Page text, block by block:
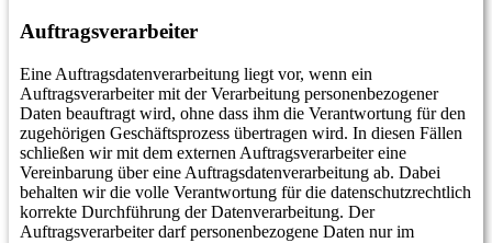
Auftragsverarbeiter
Eine Auftragsdatenverarbeitung liegt vor, wenn ein
Auftragsverarbeiter mit der Verarbeitung personenbezogener
Daten beauftragt wird, ohne dass ihm die Verantwortung für den
zugehörigen Geschäftsprozess übertragen wird. In diesen Fällen
schließen wir mit dem externen Auftragsverarbeiter eine
Vereinbarung über eine Auftragsdatenverarbeitung ab. Dabei
behalten wir die volle Verantwortung für die datenschutzrechtlich
korrekte Durchführung der Datenverarbeitung. Der
Auftragsverarbeiter darf personenbezogene Daten nur im